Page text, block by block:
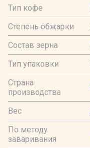
Тип кофе
Степень обжарки
Состав зерна
Тип упаковки
Страна
производства
Вес
По методу
заваривания